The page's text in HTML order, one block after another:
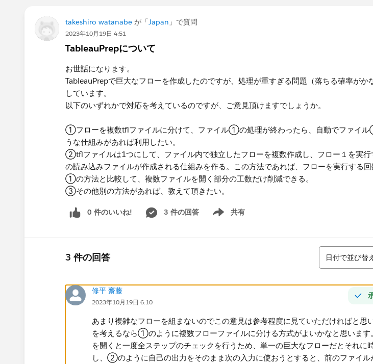
takeshiro watanabe が「Japan 」で質問
2023年10月19日 4:51
TableauPrepについて
お世話になります。
TableauPrepで巨大なフローを作成したのですが、処理が重すぎる問題（落ちる確率がか
しています。
以下のいずれかで対応を考えているのですが、ご意見頂けますでしょうか。
①フローを複数tflファイルに分けて、ファイル①の処理が終わったら、自動でファイ
うな仕組みがあれば利用したい。
②tflファイルは1つにして、ファイル内で独立したフローを複数作成し、フロー１を実行
の読み込みファイルが作成される仕組みを作る。この方法であれば、フローを実行する回
①の方法と比較して、複数ファイルを開く部分の工数だけ削減できる。
③その他別の方法があれば、教えて頂きたい。
0 件のいいね! 3 件の回答 共有
Show menu
3 件の回答
並び替え
日付で並び替え
修平 齋藤
2023年10月19日 6:10
あまり複雑なフローを組まないのでこの意見は参考程度に見ていただければと思
を考えるなら①のように複数フローファイルに分ける方式がよいかなと思います
を開くと一度全ステップのチェックを行うため、単一の巨大なフローだとそれに
し、②のように自己の出力をそのまま次の入力に使おうとすると、前のファイル